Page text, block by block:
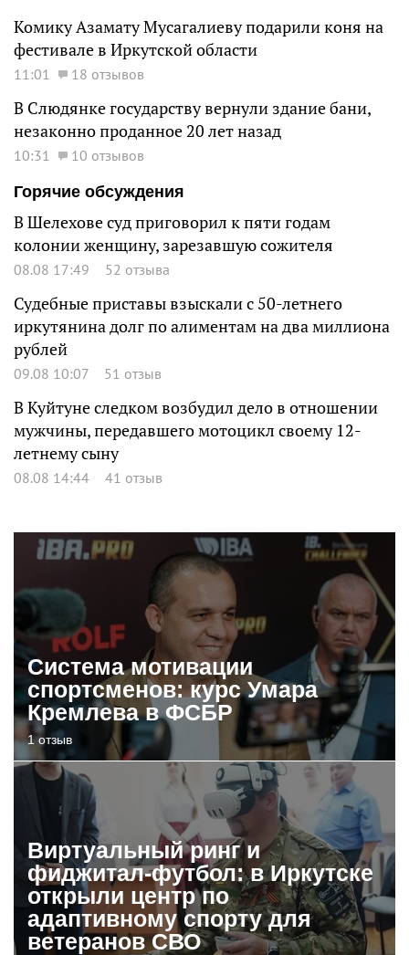
Комику Азамату Мусагалиеву подарили коня на
фестивале в Иркутской области
11:01 18 отзывов
В Слюдянке государству вернули здание бани,
незаконно проданное 20 лет назад
10:31
10 отзывов
Горячие обсуждения
В Шелехове суд приговорил к пяти годам
колонии женщину, зарезавшую сожителя
08.08 17:49 52 отзыва
Судебные приставы взыскали с 50-летнего
иркутянина долг по алиментам на два миллиона
рублей
09.08 10:07 51 отзыв
В Куйтуне следком возбудил дело в отношении
мужчины, передавшего мотоцикл своему 12-
летнему сыну
08.08 14:44 41 отзыв
Система мотивации
спортсменов: курс Умара
Кремлева в ФСБР
1 отзыв
Виртуальный ринг и
фиджитал-футбол: в Иркутске
открыли центр по
адаптивному спорту для
ветеранов СВО